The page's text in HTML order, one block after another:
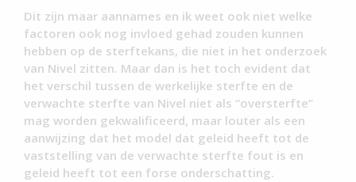
Dit zijn maar aannames en ik weet ook niet welke
factoren ook nog invloed gehad zouden kunnen
hebben op de sterftekans, die niet in het onderzoek
van Nivel zitten. Maar dan is het toch evident dat
het verschil tussen de werkelijke sterfte en de
verwachte sterfte van Nivel niet als “oversterfte”
mag worden gekwalificeerd, maar louter als een
aanwijzing dat het model dat geleid heeft tot de
vaststelling van de verwachte sterfte fout is en
geleid heeft tot een forse onderschatting.